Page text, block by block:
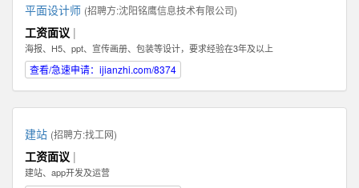
平面设计师 (招聘方:沈阳铭鹰信息技术有限公司)
工资面议 |
海报、H5、ppt、宣传画册、包装等设计，要求经验在3年及以上
查看/急速申请：ijianzhi.com/8374
建站 (招聘方:找工网)
工资面议 |
建站、app开发及运营